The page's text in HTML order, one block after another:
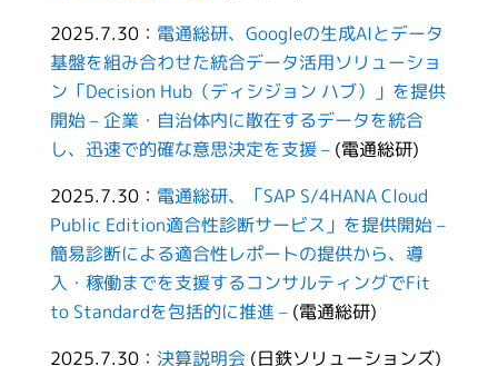
2025.7.30： 電通総研、Googleの生成AIとデータ
基盤を組み合わせた統合データ活用ソリューショ
ン「Decision Hub（ディシジョン ハブ）」を提供
開始 – 企業・自治体内に散在するデータを統合
し、迅速で的確な意思決定を支援 –(電通総研)
2025.7.30： 電通総研、「SAP S/4HANA Cloud
Public Edition適合性診断サービス」を提供開始 –
簡易診断による適合性レポートの提供から、導
入・稼働までを支援するコンサルティングでFit
to Standardを包括的に推進 –(電通総研)
2025.7.30： 決算説明会 (日鉄ソリューションズ)